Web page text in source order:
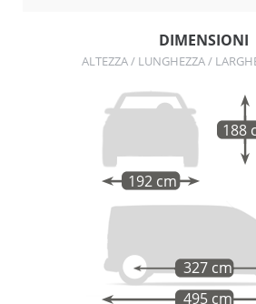
DIMENSIONI
ALTEZZA / LUNGHEZZA /
192 cm
188
495 cm
327 cm